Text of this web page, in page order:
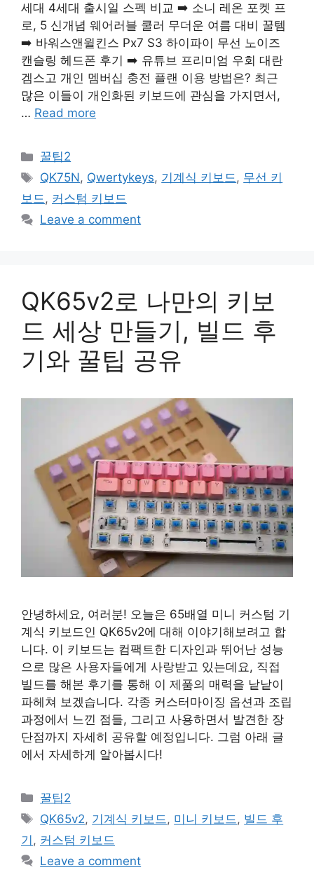
세대 4세대 출시일 스펙 비교 ➡️ 소니 레온 포켓 프
로, 5 신개념 웨어러블 쿨러 무더운 여름 대비 꿀템
➡️ 바워스앤윌킨스 Px7 S3 하이파이 무선 노이즈
캔슬링 헤드폰 후기 ➡️ 유튜브 프리미엄 우회 대란
겜스고 개인 멤버십 충전 플랜 이용 방법은? 최근
많은 이들이 개인화된 키보드에 관심을 가지면서,
… Read more
Categories
꿀팁2
Tags
QK75N, Qwertykeys, 기계식 키보드, 무선 키
보드, 커스텀 키보드
Leave a comment
QK65v2로 나만의 키보
드 세상 만들기, 빌드 후
기와 꿀팁 공유
안녕하세요, 여러분! 오늘은 65배열 미니 커스텀 기
계식 키보드인 QK65v2에 대해 이야기해보려고 합
니다. 이 키보드는 컴팩트한 디자인과 뛰어난 성능
으로 많은 사용자들에게 사랑받고 있는데요, 직접
빌드를 해본 후기를 통해 이 제품의 매력을 낱낱이
파헤쳐 보겠습니다. 각종 커스터마이징 옵션과 조립
과정에서 느낀 점들, 그리고 사용하면서 발견한 장
단점까지 자세히 공유할 예정입니다. 그럼 아래 글
에서 자세하게 알아봅시다!
Categories
꿀팁2
Tags
QK65v2, 기계식 키보드, 미니 키보드, 빌드 후
기 , 커스텀 키보드
Leave a comment